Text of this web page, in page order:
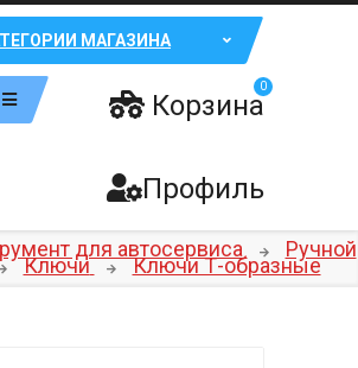
МАГАЗИНА
Корзина
0
Профиль
для автосервиса Ручной
Ключи Ключи Т-образные